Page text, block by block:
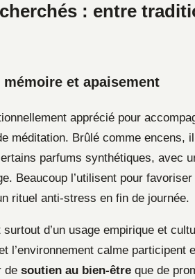
: entre
et apaisement
apprécié pour
méditation. Brûlé comme encens,
parfums synthétiques, avec
Beaucoup l’utilisent pour
rituel anti-stress en fin de journée.
d’un usage empirique et
l’environnement calme participent
de soutien au bien-être que de